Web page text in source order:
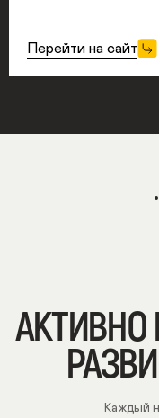
Перейти на сайт
АКТИВНО
Каждый